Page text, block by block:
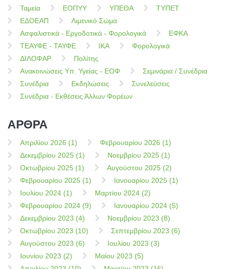
Ταμεία
ΕΟΠΥΥ ΥΠΕΘΑ
ΤΥΠΕΤ
ΕΔΟΕΑΠ
Λιμενικό Σώμα
Ασφαλιστικά - Εργοδοτικά - Φορολογικά
ΕΦΚΑ
ΤΕΑΥΦΕ - ΤΑΥΦΕ
ΙΚΑ
Φορολογικά
ΔΙΛΟΦΑΡ
Πολίτης
Ανακοινώσεις Υπ. Υγείας - ΕΟΦ
Σεμινάρια / Συνέδρια
Συνέδρια
Εκδηλώσεις
Συνελεύσεις
Συνέδρια - Εκθέσεις Άλλων Φορέων
ΑΡΘΡΑ
Απριλίου 2026 (1)
Φεβρουαρίου 2026 (1)
Δεκεμβρίου 2025 (1)
Νοεμβρίου 2025 (1)
Οκτωβρίου 2025 (1)
Αυγούστου 2025 (2)
Φεβρουαρίου 2025 (1)
Ιανουαρίου 2025 (1)
Ιουλίου 2024 (1)
Μαρτίου 2024 (2)
Φεβρουαρίου 2024 (9)
Ιανουαρίου 2024 (5)
Δεκεμβρίου 2023 (4)
Νοεμβρίου 2023 (8)
Οκτωβρίου 2023 (10)
Σεπτεμβρίου 2023 (6)
Αυγούστου 2023 (6)
Ιουλίου 2023 (3)
Ιουνίου 2023 (2)
Μαίου 2023 (5)